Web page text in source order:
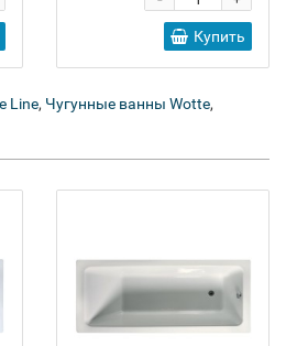
Купить
Line, Чугунные ванны Wotte,